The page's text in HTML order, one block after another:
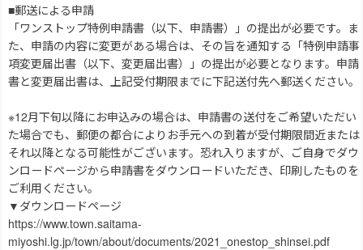
■郵送による申請
「ワンストップ特例申請書（以下、申請書）」の提出が必要です。ま
た、申請の内容に変更がある場合は、その旨を通知する「特例申請事
項変更届出書（以下、変更届出書）」の提出が必要となります。申請
書と変更届出書は、上記受付期限までに下記送付先へ郵送ください。
※12月下旬以降にお申込みの場合は、申請書の送付をご希望いただい
た場合でも、郵便の都合によりお手元への到着が受付期限間近または
それ以降となる可能性がございます。恐れ入りますが、ご自身でダウ
ンロードページから申請書をダウンロードいただき、印刷したものを
ご利用ください。
▼ダウンロードページ
https://www.town.saitama-
miyoshi.lg.jp/town/about/documents/2021_onestop_shinsei.pdf